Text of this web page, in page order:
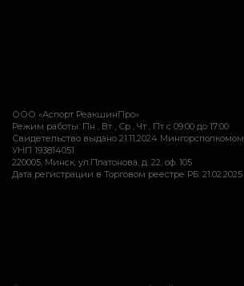
ООО «Аспорт РеакшинПро»
Режим работы: Пн , Вт , Ср , Чт , Пт c 09:00 до 17:00
Свидетельство выдано 21.11.2024 Мингорсполкомом
УНП 193814051
220005, Минск, ул.Платонова, д. 22, оф. 105
Дата регистрации в Торговом реестре РБ: 21.02.2025